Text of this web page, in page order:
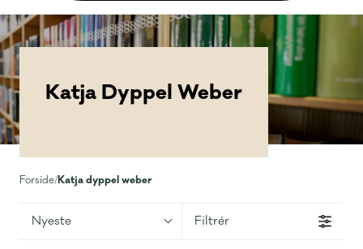
Katja Dyppel Weber
Forside/Katja dyppel weber
Nyeste Filtrér